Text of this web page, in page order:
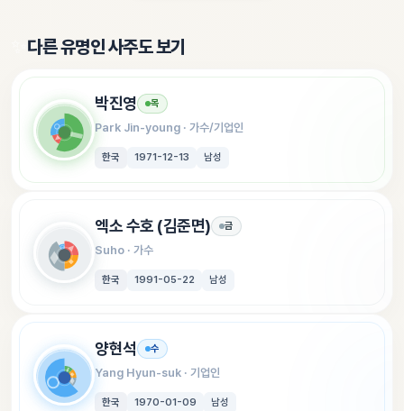
다른 유명인 사주도 보기
박진영 목
Park Jin-young · 가수/기업인
한국 1971-12-13 남성
엑소 수호 (김준면) 금
Suho · 가수
한국 1991-05-22 남성
양현석 수
Yang Hyun-suk · 기업인
한국 1970-01-09 남성